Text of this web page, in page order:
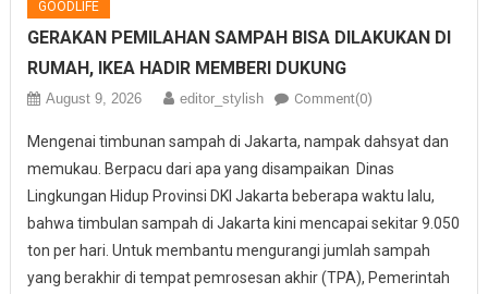
GOODLIFE
GERAKAN PEMILAHAN SAMPAH BISA DILAKUKAN DI
RUMAH, IKEA HADIR MEMBERI DUKUNG
August 9, 2026 editor_stylish Comment(0)
Mengenai timbunan sampah di Jakarta, nampak dahsyat dan
memukau. Berpacu dari apa yang disampaikan Dinas
Lingkungan Hidup Provinsi DKI Jakarta beberapa waktu lalu,
bahwa timbulan sampah di Jakarta kini mencapai sekitar 9.050
ton per hari. Untuk membantu mengurangi jumlah sampah
yang berakhir di tempat pemrosesan akhir (TPA), Pemerintah